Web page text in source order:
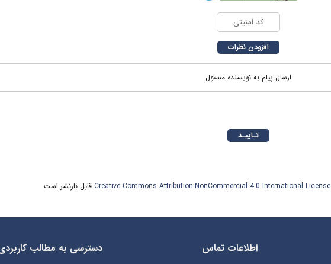
ارسال پیام به نویسنده مسئول
Creative Commons Attribution-NonCommercial 4.0 International Licenseقابل بازنشر است.
اطلاعات تماس
دسترسی به مطالب